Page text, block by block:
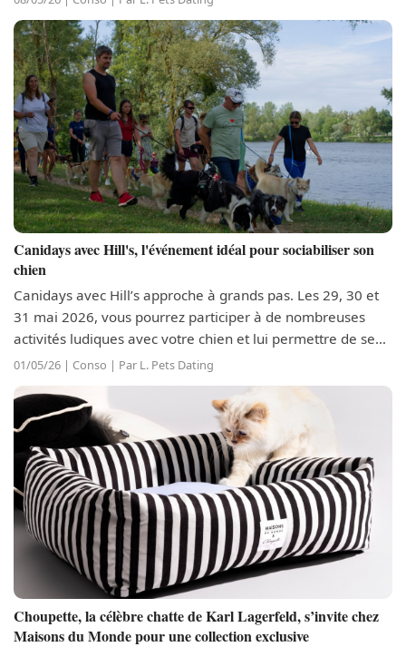
compagnon et...
Canidays avec Hill's, l'événement idéal pour sociabiliser son
chien
Canidays avec Hill’s approche à grands pas. Les 29, 30 et
31 mai 2026, vous pourrez participer à de nombreuses
activités ludiques avec votre chien et lui permettre de se
faire de nouveaux amis. Cet événement 100 %
dogfriendly, qui se déroulera à...
01/05/26 | Conso | Par L. Pets Dating
Choupette, la célèbre chatte de Karl Lagerfeld, s’invite chez
Maisons du Monde pour une collection exclusive